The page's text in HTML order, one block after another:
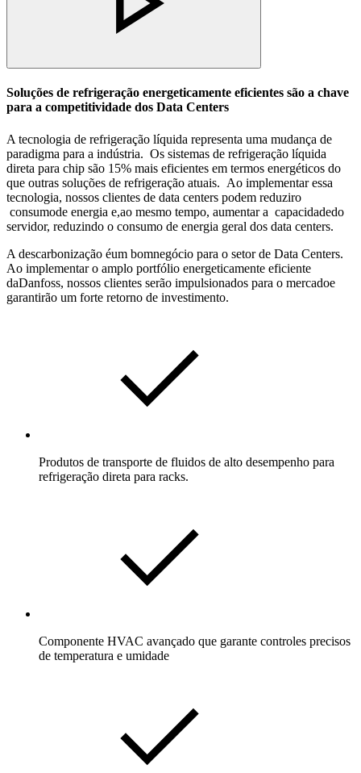
Soluções de refrigeração energeticamente eficientes são a chave
para a competitividade dos Data Centers
A tecnologia de refrigeração líquida representa uma mudança de
paradigma para a indústria. Os sistemas de refrigeração líquida
direta para chip são 15% mais eficientes em termos energéticos do
que outras soluções de refrigeração atuais. Ao implementar essa
tecnologia, nossos clientes de data centers podem reduziro
consumode energia e,ao mesmo tempo, aumentar a capacidadedo
servidor, reduzindo o consumo de energia geral dos data centers.
A descarbonização éum bomnegócio para o setor de Data Centers.
Ao implementar o amplo portfólio energeticamente eficiente
daDanfoss, nossos clientes serão impulsionados para o mercadoe
garantirão um forte retorno de investimento.
Produtos de transporte de fluidos de alto desempenho para
refrigeração direta para racks.
Componente HVAC avançado que garante controles precisos
de temperatura e umidade